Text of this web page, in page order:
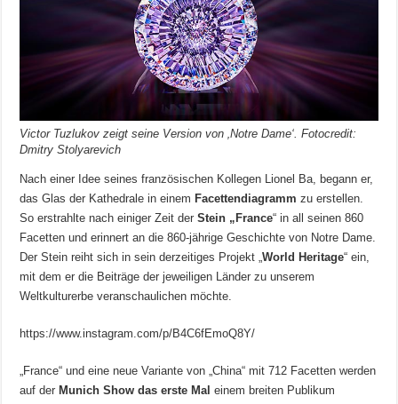
Victor Tuzlukov zeigt seine Version von ‚Notre Dame‘. Fotocredit:
Dmitry Stolyarevich
Nach einer Idee seines französischen Kollegen Lionel Ba, begann er,
das Glas der Kathedrale in einem Facettendiagramm zu erstellen.
So erstrahlte nach einiger Zeit derStein „France“ in all seinen 860
Facetten und erinnert an die 860-jährige Geschichte von Notre Dame.
Der Stein reiht sich in sein derzeitiges Projekt „World Heritage“ ein,
mit dem er die Beiträge der jeweiligen Länder zu unserem
Weltkulturerbe veranschaulichen möchte.
https://www.instagram.com/p/B4C6fEmoQ8Y/
„France“ und eine neue Variante von „China“ mit 712 Facetten werden
auf der Munich Show das erste Mal einem breiten Publikum